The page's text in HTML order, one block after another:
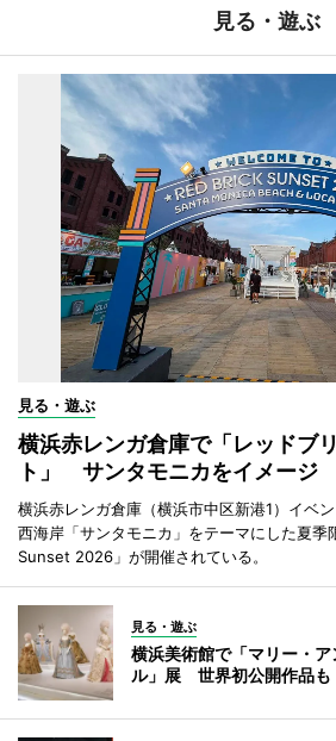
見る・遊ぶ
見る・遊ぶ
横浜赤レンガ倉庫で「レッドブ
ト」 サンタモニカをイメージ
横浜赤レンガ倉庫（横浜市中区新港1）イベ
西海岸「サンタモニカ」をテーマにした夏季
Sunset 2026」が開催されている。
見る・遊ぶ
横浜美術館で「マリー・
ル」展 世界初公開作品も